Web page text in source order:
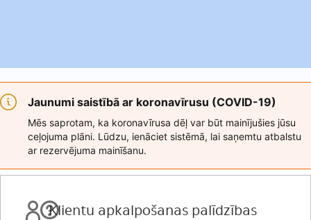
Jaunumi saistībā ar koronavīrusu (COVID-19)
Mēs saprotam, ka koronavīrusa dēļ var būt mainījušies jūsu
ceļojuma plāni. Lūdzu, ienāciet sistēmā, lai saņemtu atbalstu
ar rezervējuma mainīšanu.
Klientu apkalpošanas palīdzības